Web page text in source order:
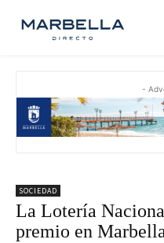
-
SOCIEDAD
La Lotería
premio en